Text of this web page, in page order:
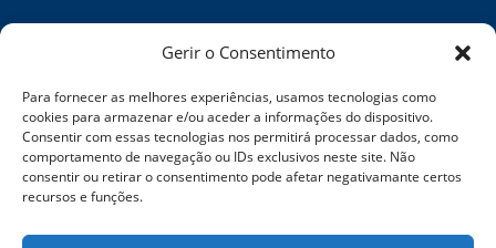
Gerir o Consentimento
Para fornecer as melhores experiências, usamos tecnologias como
cookies para armazenar e/ou aceder a informações do dispositivo.
Consentir com essas tecnologias nos permitirá processar dados, como
comportamento de navegação ou IDs exclusivos neste site. Não
consentir ou retirar o consentimento pode afetar negativamante certos
recursos e funções.
Política de Devoluções
Termos e Condições
Resolução de Litígios